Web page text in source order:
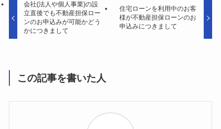
会社(法人や個人事業)の設
立直後でも不動産担保ロー
ンのお申込みが可能かどう
かにつきまして
住宅ローンを利用中のお客
様が不動産担保ローンのお
申込みにつきまして
この記事を書いた人